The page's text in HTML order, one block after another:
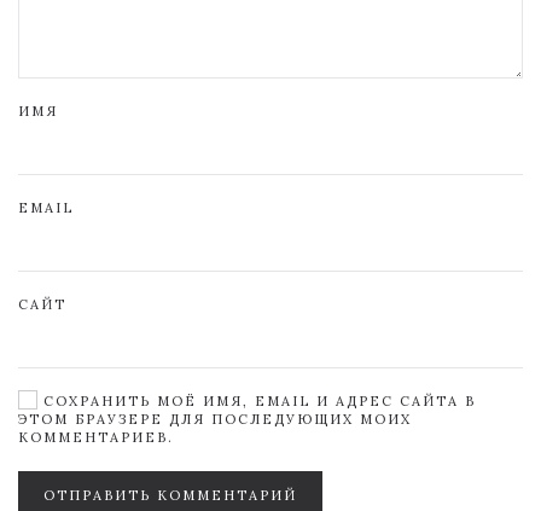
ИМЯ
EMAIL
САЙТ
СОХРАНИТЬ МОЁ ИМЯ, EMAIL И АДРЕС САЙТА В
ЭТОМ БРАУЗЕРЕ ДЛЯ ПОСЛЕДУЮЩИХ МОИХ
КОММЕНТАРИЕВ.
ОТПРАВИТЬ КОММЕНТАРИЙ